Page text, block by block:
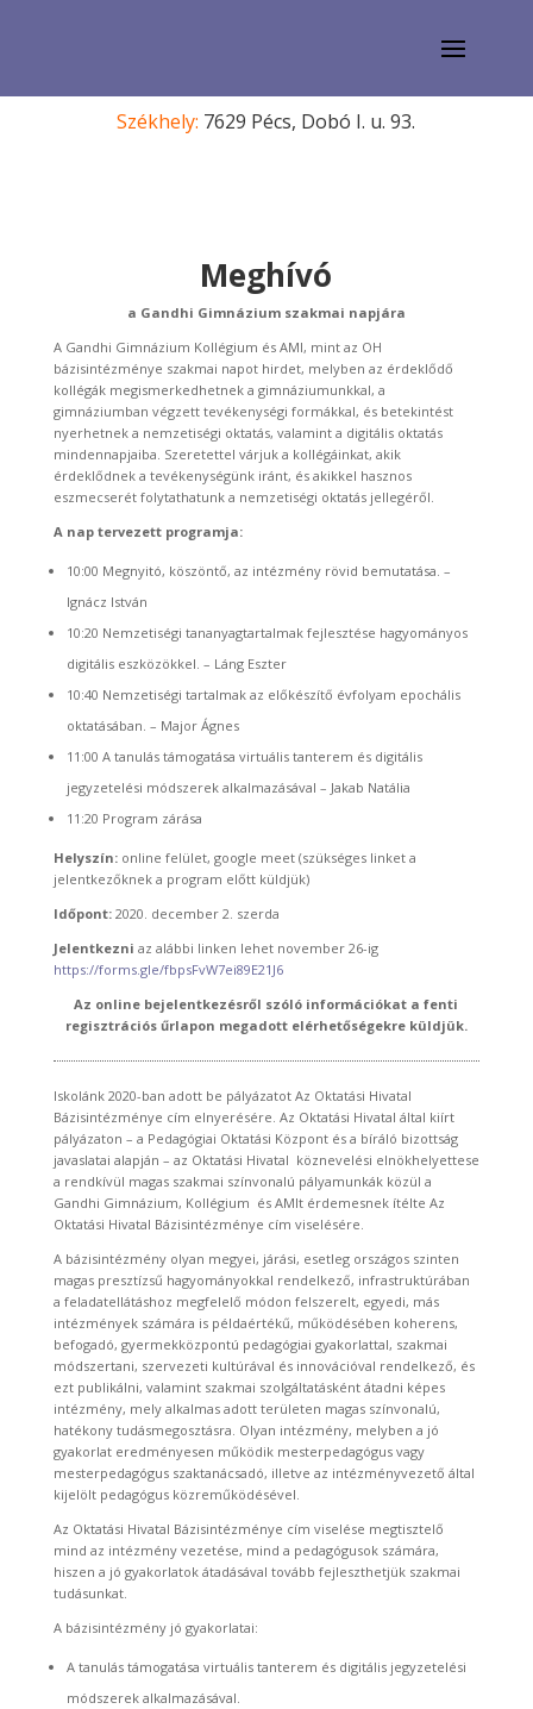
Székhely: 7629 Pécs, Dobó I. u. 93.
Meghívó
a Gandhi Gimnázium szakmai napjára
A Gandhi Gimnázium Kollégium és AMI, mint az OH
bázisintézménye szakmai napot hirdet, melyben az érdeklődő
kollégák megismerkedhetnek a gimnáziumunkkal, a
gimnáziumban végzett tevékenységi formákkal, és betekintést
nyerhetnek a nemzetiségi oktatás, valamint a digitális oktatás
mindennapjaiba. Szeretettel várjuk a kollégáinkat, akik
érdeklődnek a tevékenységünk iránt, és akikkel hasznos
eszmecserét folytathatunk a nemzetiségi oktatás jellegéről.
A nap tervezett programja:
10:00 Megnyitó, köszöntő, az intézmény rövid bemutatása. –
Ignácz István
10:20 Nemzetiségi tananyagtartalmak fejlesztése hagyományos
digitális eszközökkel. – Láng Eszter
10:40 Nemzetiségi tartalmak az előkészítő évfolyam epochális
oktatásában. – Major Ágnes
11:00 A tanulás támogatása virtuális tanterem és digitális
jegyzetelési módszerek alkalmazásával – Jakab Natália
11:20 Program zárása
Helyszín:online felület, google meet (szükséges linket a
jelentkezőknek a program előtt küldjük)
Időpont:2020. december 2. szerda
Jelentkezni az alábbi linken lehet november 26-ig
https://forms.gle/fbpsFvW7ei89E21J6
Az online bejelentkezésről szóló információkat a fenti
regisztrációs űrlapon megadott elérhetőségekre küldjük.
Iskolánk 2020-ban adott be pályázatot Az Oktatási Hivatal
Bázisintézménye cím elnyerésére. Az Oktatási Hivatal által kiírt
pályázaton – a Pedagógiai Oktatási Központ és a bíráló bizottság
javaslatai alapján – az Oktatási Hivatal köznevelési elnökhelyettese
a rendkívül magas szakmai színvonalú pályamunkák közül a
Gandhi Gimnázium, Kollégium és AMIt érdemesnek ítélte Az
Oktatási Hivatal Bázisintézménye cím viselésére.
A bázisintézmény olyan megyei, járási, esetleg országos szinten
magas presztízsű hagyományokkal rendelkező, infrastruktúrában
a feladatellátáshoz megfelelő módon felszerelt, egyedi, más
intézmények számára is példaértékű, működésében koherens,
befogadó, gyermekközpontú pedagógiai gyakorlattal, szakmai
módszertani, szervezeti kultúrával és innovációval rendelkező, és
ezt publikálni, valamint szakmai szolgáltatásként átadni képes
intézmény, mely alkalmas adott területen magas színvonalú,
hatékony tudásmegosztásra. Olyan intézmény, melyben a jó
gyakorlat eredményesen működik mesterpedagógus vagy
mesterpedagógus szaktanácsadó, illetve az intézményvezető által
kijelölt pedagógus közreműködésével.
Az Oktatási Hivatal Bázisintézménye cím viselése megtisztelő
mind az intézmény vezetése, mind a pedagógusok számára,
hiszen a jó gyakorlatok átadásával tovább fejleszthetjük szakmai
tudásunkat.
A bázisintézmény jó gyakorlatai:
A tanulás támogatása virtuális tanterem és digitális jegyzetelési
módszerek alkalmazásával.